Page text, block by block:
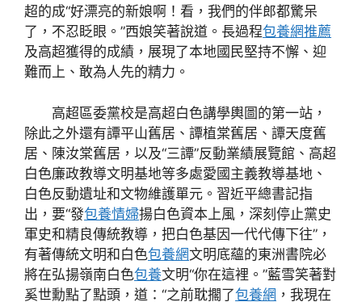
超的成“好漂亮的新娘啊！看，我們的伴郎都驚呆
了，不忍眨眼。”西娘笑著說道。長過程包養網推薦
及高超獲得的成績，展現了本地國民堅持不懈、迎
難而上、敢為人先的精力。
高超區委黨校是高超白色講學輿圖的第一站，
除此之外還有譚平山舊居、譚植棠舊居、譚天度舊
居、陳汝棠舊居，以及“三譚”反動業績展覽館、高超
白色廉政教導文明基地等多處愛國主義教導基地、
白色反動遺址和文物維護單元。習近平總書記指
出，要“發包養情婦揚白色資本上風，深刻停止黨史
軍史和精良傳統教導，把白色基因一代代傳下往”，
有著傳統文明和白色包養網文明底蘊的東洲書院必
將在弘揚嶺南白色包養文明“你在這裡。”藍雪笑著對
奚世勳點了點頭，道：“之前耽擱了包養網 ，我現在